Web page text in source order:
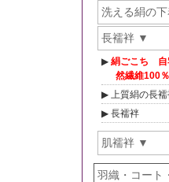
洗える絹の下
長襦袢
絹ごこち 自
然繊維100
上質絹の長
長襦袢
肌襦袢
羽織・コート